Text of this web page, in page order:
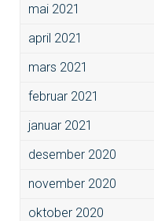
mai 2021
april 2021
mars 2021
februar 2021
januar 2021
desember 2020
november 2020
oktober 2020